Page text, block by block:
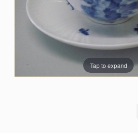
Tap to expand